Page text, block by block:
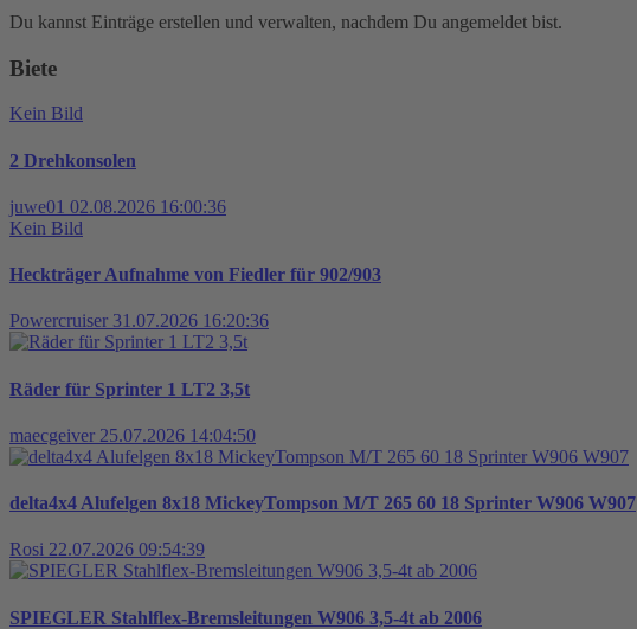
Du kannst Einträge erstellen und verwalten, nachdem Du angemeldet bist.
Biete
Kein Bild
2 Drehkonsolen
juwe01 02.08.2026 16:00:36
Kein Bild
Heckträger Aufnahme von Fiedler für 902/903
Powercruiser 31.07.2026 16:20:36
Räder für Sprinter 1 LT2 3,5t
maecgeiver 25.07.2026 14:04:50
delta4x4 Alufelgen 8x18 MickeyTompson M/T 265 60 18 Sprinter W906 W907
Rosi 22.07.2026 09:54:39
SPIEGLER Stahlflex-Bremsleitungen W906 3,5-4t ab 2006